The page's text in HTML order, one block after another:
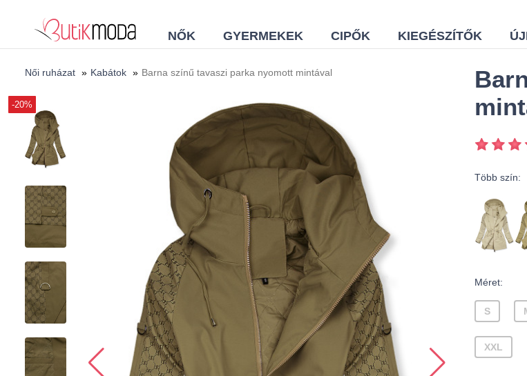
NŐK GYERMEKEK CIPŐK KIEGÉSZÍTŐK
Női ruházat » Kabátok » Barna színű tavaszi parka nyomott mintával
-20%
Több szín:
Méret:
S
XXL